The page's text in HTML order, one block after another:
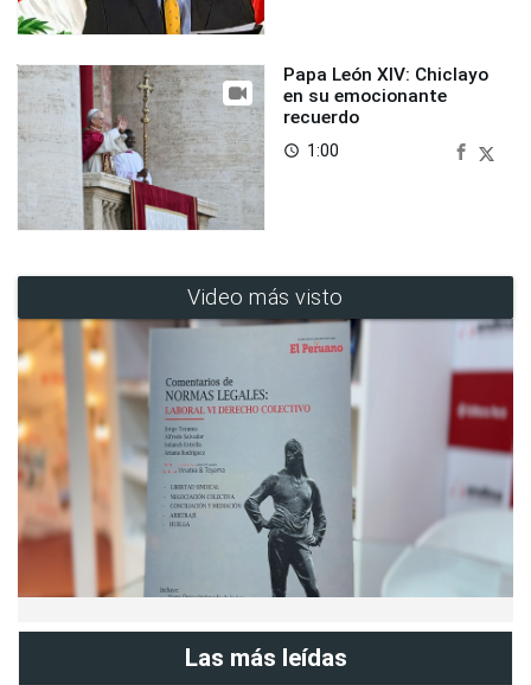
Papa León XIV: Chiclayo
en su emocionante
recuerdo
access_time 1:00
Video más visto
Las más leídas